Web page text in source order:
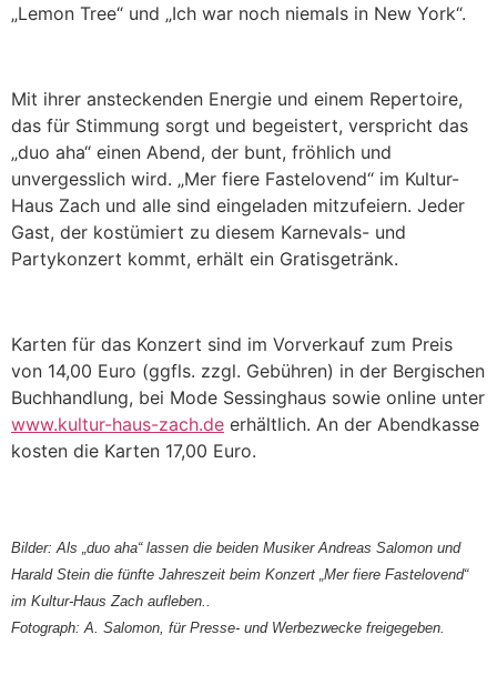
„Lemon Tree“ und „Ich war noch niemals in New York“.
Mit ihrer ansteckenden Energie und einem Repertoire,
das für Stimmung sorgt und begeistert, verspricht das
„duo aha“ einen Abend, der bunt, fröhlich und
unvergesslich wird. „Mer fiere Fastelovend“ im Kultur-
Haus Zach und alle sind eingeladen mitzufeiern. Jeder
Gast, der kostümiert zu diesem Karnevals- und
Partykonzert kommt, erhält ein Gratisgetränk.
Karten für das Konzert sind im Vorverkauf zum Preis
von 14,00 Euro (ggfls. zzgl. Gebühren) in der Bergischen
Buchhandlung, bei Mode Sessinghaus sowie online unter
www.kultur-haus-zach.de erhältlich. An der Abendkasse
kosten die Karten 17,00 Euro.
Bilder: Als „duo aha“ lassen die beiden Musiker Andreas Salomon und
Harald Stein die fünfte Jahreszeit beim Konzert „Mer fiere Fastelovend“
im Kultur-Haus Zach aufleben..
Fotograph: A. Salomon, für Presse- und Werbezwecke freigegeben.